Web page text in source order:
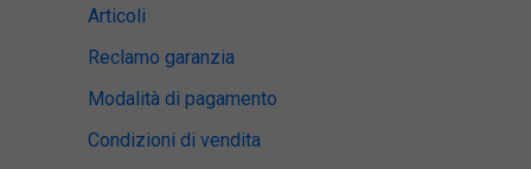
Articoli
Reclamo garanzia
Modalità di pagamento
Condizioni di vendita